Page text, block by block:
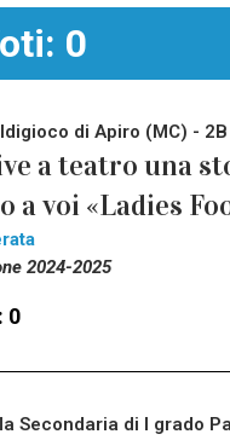
0
di Apiro (MC) - 2B
a teatro una
a voi «Ladies
2024-2025
0
Secondaria di I grado